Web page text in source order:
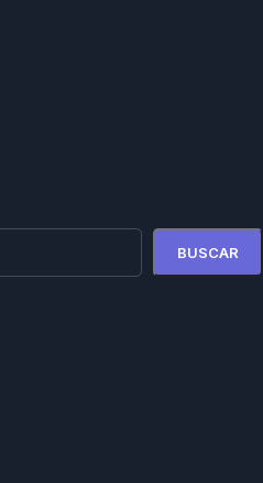
BUSCAR